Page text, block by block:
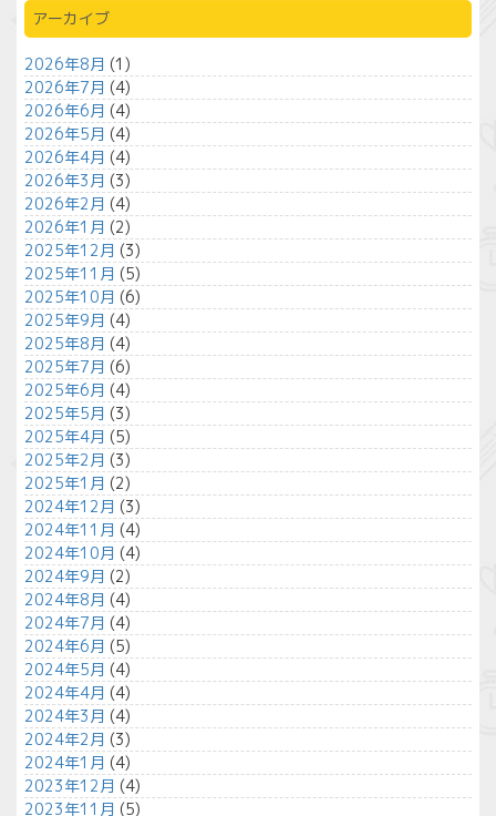
アーカイブ
2026年8月 (1)
2026年7月 (4)
2026年6月 (4)
2026年5月 (4)
2026年4月 (4)
2026年3月 (3)
2026年2月 (4)
2026年1月 (2)
2025年12月 (3)
2025年11月 (5)
2025年10月 (6)
2025年9月 (4)
2025年8月 (4)
2025年7月 (6)
2025年6月 (4)
2025年5月 (3)
2025年4月 (5)
2025年2月 (3)
2025年1月 (2)
2024年12月 (3)
2024年11月 (4)
2024年10月 (4)
2024年9月 (2)
2024年8月 (4)
2024年7月 (4)
2024年6月 (5)
2024年5月 (4)
2024年4月 (4)
2024年3月 (4)
2024年2月 (3)
2024年1月 (4)
2023年12月 (4)
2023年11月 (5)